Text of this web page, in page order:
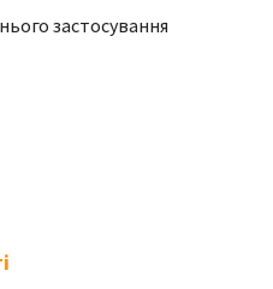
застосування